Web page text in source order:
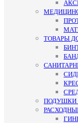
ТОВАРЫ
ПОДУШКИ